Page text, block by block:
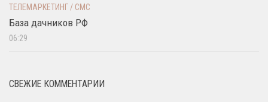
ТЕЛЕМАРКЕТИНГ / СМС
База дачников РФ
06:29
СВЕЖИЕ КОММЕНТАРИИ